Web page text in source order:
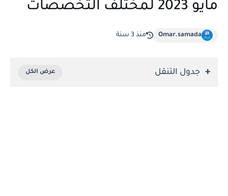
مايو 2023 لمختلف التخصصات
Omar.samada منذ 3 سنة
جدول التنقل